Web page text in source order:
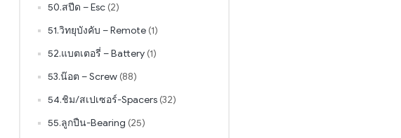
50.สปีด – Esc (2)
51.วิทยุบังคับ – Remote (1)
52.แบตเตอรี่ – Battery (1)
53.น๊อต – Screw (88)
54.ชิม/สเปเซอร์-Spacers (32)
55.ลูกปืน-Bearing (25)